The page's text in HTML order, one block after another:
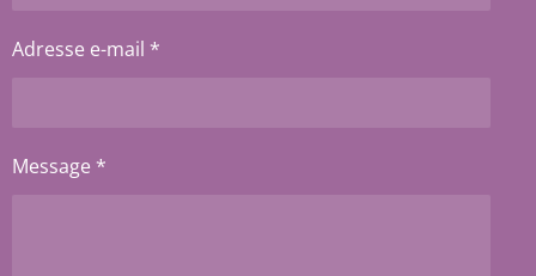
Adresse e-mail *
Message *